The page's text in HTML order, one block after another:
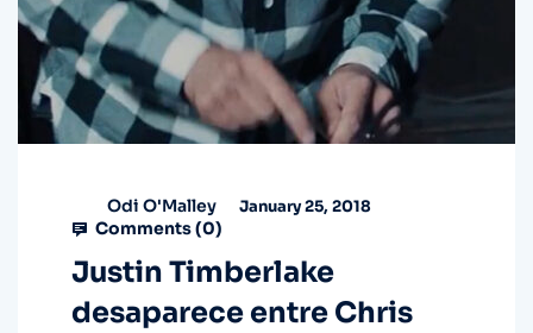
Odi O'Malley January 25, 2018
Comments (0)
Justin Timberlake
desaparece entre Chris